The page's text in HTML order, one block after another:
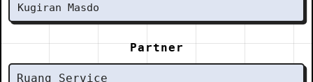
Kugiran Masdo
Partner
Ruang Service